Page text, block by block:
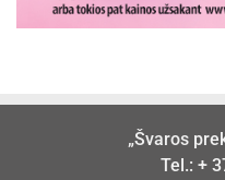
„Švaros
Tel.: +